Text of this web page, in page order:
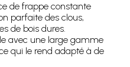
de frappe constante
parfaite des clous,
de bois dures.
avec une large gamme
qui le rend adapté à de